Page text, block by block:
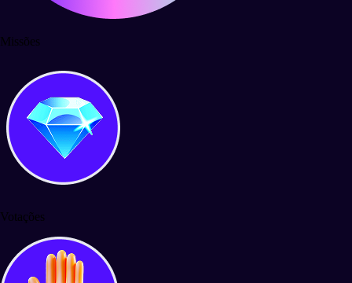
Missões
Votações